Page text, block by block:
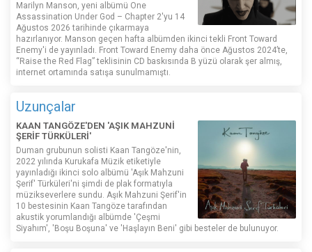
Marilyn Manson, yeni albümü One
Assassination Under God – Chapter 2'yu 14
Ağustos 2026 tarihinde çıkarmaya
hazırlanıyor. Manson geçen hafta albümden ikinci tekli Front Toward
Enemy'i de yayınladı. Front Toward Enemy daha önce Ağustos 2024’te,
“Raise the Red Flag” teklisinin CD baskısında B yüzü olarak şer almış,
internet ortamında satışa sunulmamıştı.
Uzunçalar
KAAN TANGÖZE'DEN 'AŞIK MAHZUNİ
ŞERİF TÜRKÜLERİ'
Duman grubunun solisti Kaan Tangöze'nin,
2022 yılında Kurukafa Müzik etiketiyle
yayınladığı ikinci solo albümü 'Aşık Mahzuni
Şerif' Türküleri'ni şimdi de plak formatıyla
müzikseverlere sundu. Aşık Mahzuni Şerif'in
10 bestesinin Kaan Tangöze tarafından
akustik yorumlandığı albümde 'Çeşmi
Siyahım', 'Boşu Boşuna' ve 'Haşlayın Beni' gibi besteler de bulunuyor.